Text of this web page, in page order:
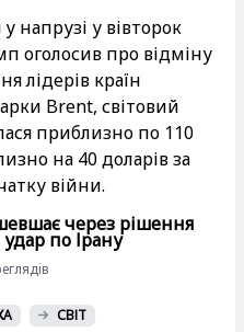
напрузі у вівторок
оголосив про відміну
лідерів країн
Brent, світовий
приблизно по 110
на 40 доларів за
війни.
через рішення
по Ірану
СВІТ